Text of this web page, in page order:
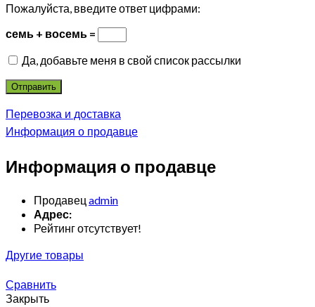
Пожалуйста, введите ответ цифрами:
семь + восемь =
Да, добавьте меня в свой список рассылки
Перевозка и доставка
Информация о продавце
Информация о продавце
Продавец admin
Адрес:
Рейтинг отсутствует!
Другие товары
Сравнить
Закрыть